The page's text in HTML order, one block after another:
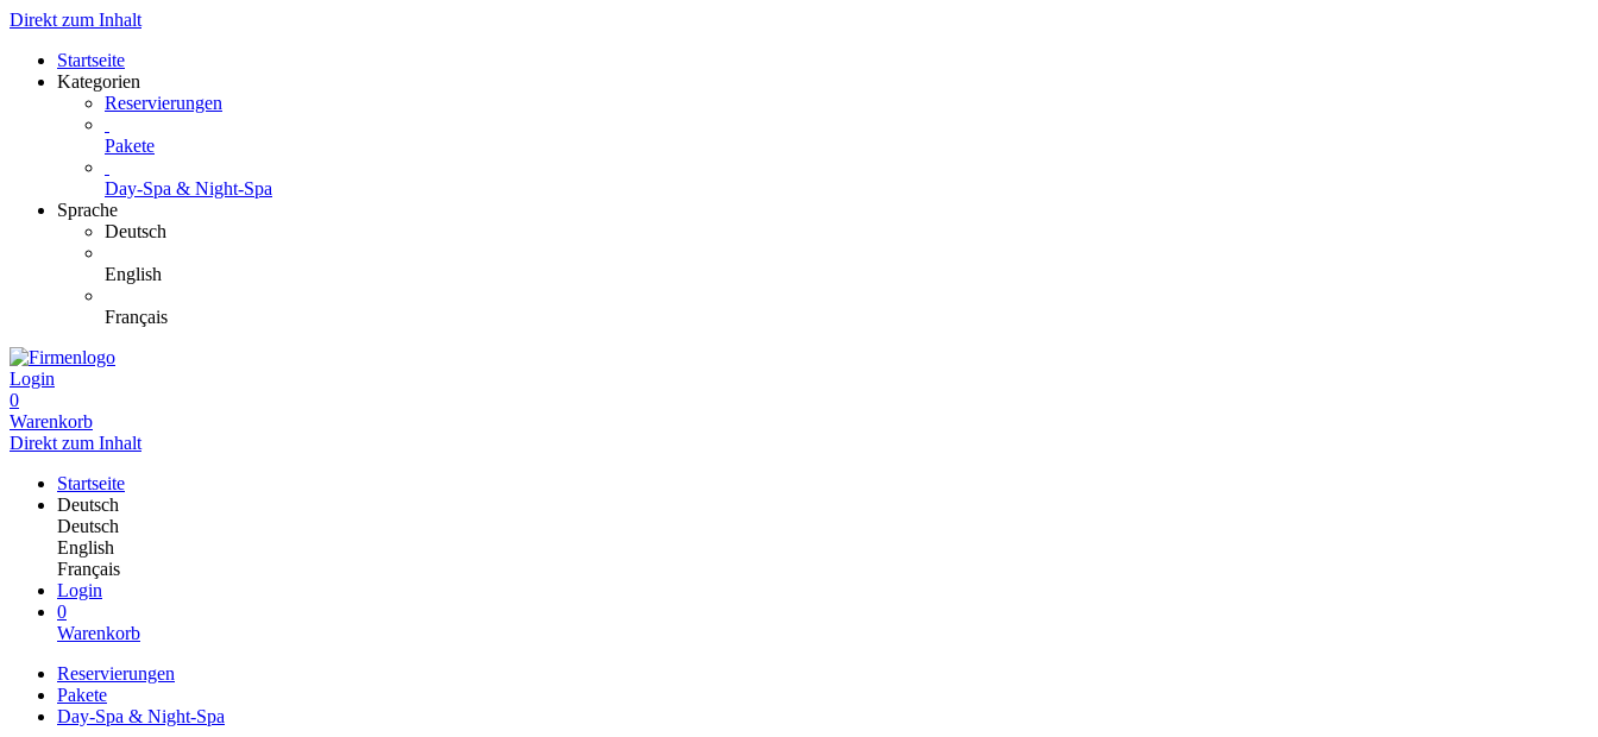
Direkt zum Inhalt
Startseite
Kategorien
Reservierungen
Pakete
Day-Spa & Night-Spa
Sprache
Deutsch
English
Français
Login
0
Warenkorb
Direkt zum Inhalt
Startseite
Deutsch
Deutsch
English
Français
Login
0
Warenkorb
Reservierungen
Pakete
Day-Spa & Night-Spa